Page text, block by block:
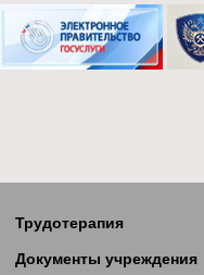
Трудотерапия
Документы учреждения